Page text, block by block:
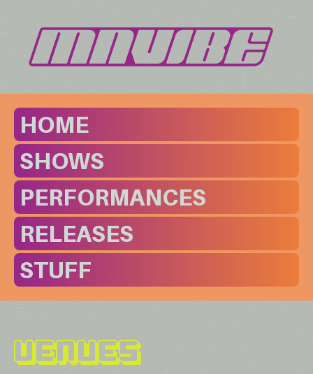
HOME
SHOWS
PERFORMANCES
RELEASES
STUFF
Venues